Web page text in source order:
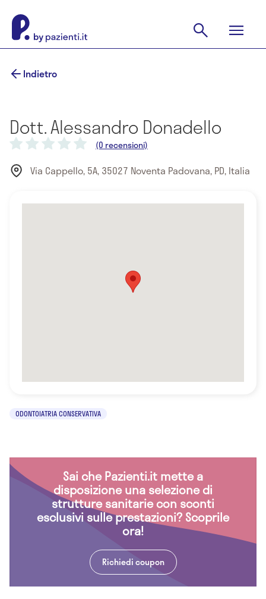
Indietro
Dott. Alessandro Donadello
(0 recensioni)
Via Cappello, 5A, 35027 Noventa Padovana, PD, Italia
ODONTOIATRIA CONSERVATIVA
Sai che Pazienti.it mette a
disposizione una selezione di
strutture sanitarie con sconti
esclusivi sulle prestazioni? Scoprile
ora!
Richiedi coupon